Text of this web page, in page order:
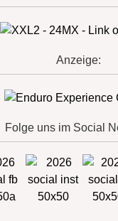
Anzeige:
Folge uns im Social